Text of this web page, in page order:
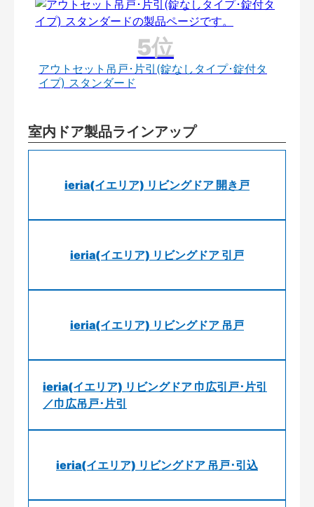
アウトセット吊戸･片引(錠なしタイプ･錠付タ
イプ) スタンダード
室内ドア製品ラインアップ
ieria(イエリア) リビングドア 開き戸
ieria(イエリア) リビングドア 引戸
ieria(イエリア) リビングドア 吊戸
ieria(イエリア) リビングドア 巾広引戸･片引
／巾広吊戸･片引
ieria(イエリア) リビングドア 吊戸･引込